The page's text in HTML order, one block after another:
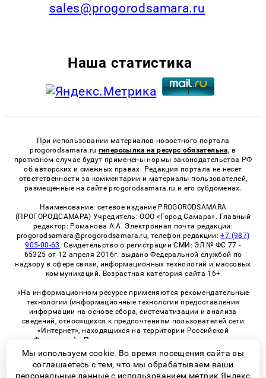
sales@progorodsamara.ru
Наша статистика
При использовании материалов новостного портала
progorodsamara.ru гиперссылка на ресурс обязательна, в
противном случае будут применены нормы законодательства РФ
об авторских и смежных правах. Редакция портала не несет
ответственности за комментарии и материалы пользователей,
размещенные на сайте progorodsamara.ru и его субдоменах.
Наименование: сетевое издание PROGORODSAMARA
(ПРОГОРОДСАМАРА) Учредитель: ООО «Город Самара». Главный
редактор: Романова А.А. Электронная почта редакции:
progorodsamara@progorodsamara.ru, телефон редакции:+7 (987)
905-00-63 . Свидетельство о регистрации СМИ: ЭЛ № ФС 77 -
65325 от 12 апреля 2016г. выдано Федеральной службой по
надзору в сфере связи, информационных технологий и массовых
коммуникаций. Возрастная категория сайта 16+
«На информационном ресурсе применяются рекомендательные
технологии (информационные технологии предоставления
информации на основе сбора, систематизации и анализа
сведений, относящихся к предпочтениям пользователей сети
«Интернет», находящихся на территории Российской
Федерации)». Правила применения рекомендательных
технологий в виджетах рекламно-обменной сети
«СМИ2» (PDF)
Мы используем cookie. Во время посещения сайта вы
соглашаетесь с тем, что мы обрабатываем ваши
персональные данные с использованием метрик Яндекс